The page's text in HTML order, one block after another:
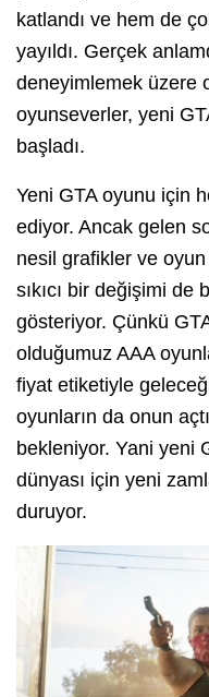
katlandı ve hem de
yayıldı. Gerçek
deneyimlemek üzere
oyunseverler, yeni
başladı.
Yeni GTA oyunu için
ediyor. Ancak gelen
nesil grafikler ve
sıkıcı bir değişimi
gösteriyor. Çünkü
olduğumuz AAA
fiyat etiketiyle
oyunların da onun
bekleniyor. Yani yeni
dünyası için yeni
duruyor.